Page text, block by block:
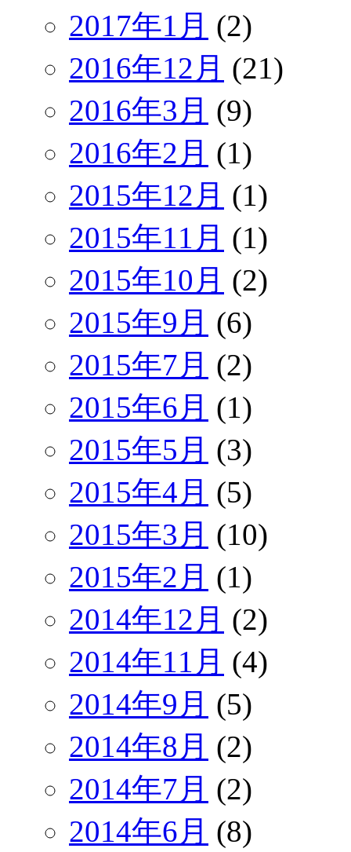
2017年1月 (2)
2016年12月 (21)
2016年3月 (9)
2016年2月 (1)
2015年12月 (1)
2015年11月 (1)
2015年10月 (2)
2015年9月 (6)
2015年7月 (2)
2015年6月 (1)
2015年5月 (3)
2015年4月 (5)
2015年3月 (10)
2015年2月 (1)
2014年12月 (2)
2014年11月 (4)
2014年9月 (5)
2014年8月 (2)
2014年7月 (2)
2014年6月 (8)